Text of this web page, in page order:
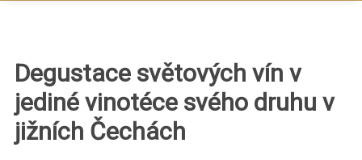
Degustace světových vín v
jediné vinotéce svého druhu v
jižních Čechách